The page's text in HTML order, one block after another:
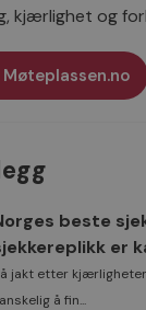
kjærlighet og
Møteplassen.no
beste
er
jakt etter
å fin...